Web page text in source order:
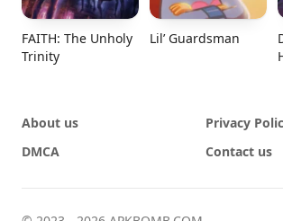
FAITH: The Unholy
Trinity
Lil’ Guardsman
About us
Privacy
DMCA
Contact us